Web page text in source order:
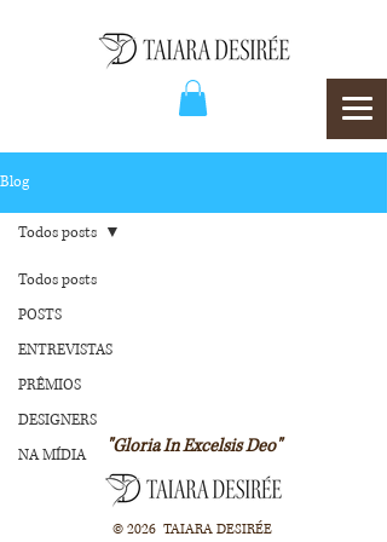
Blog
Todos posts
POSTS
ENTREVISTAS
PRÊMIOS
DESIGNERS
NA MÍDIA
Todos posts
"Gloria In Excelsis Deo"
© 2026 TAIARA DESIRÉE